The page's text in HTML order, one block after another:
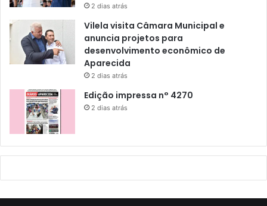
2 dias atrás
Vilela visita Câmara Municipal e
anuncia projetos para
desenvolvimento econômico de
Aparecida
2 dias atrás
Edição impressa n° 4270
2 dias atrás